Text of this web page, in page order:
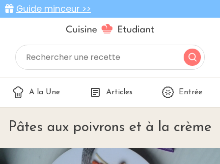
Guide minceur >>
A la Une Articles Entrée
Pâtes aux poivrons et à la crème